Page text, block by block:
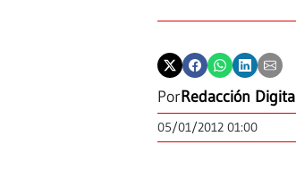
PorRedacción
05/01/2012 01:00